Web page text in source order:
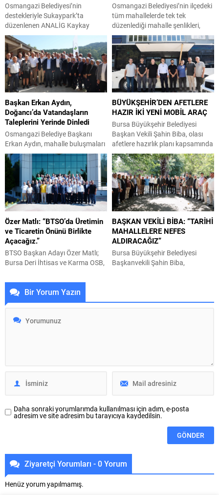
Osmangazi Belediyesi’nin
destekleriyle Sukaypark’ta
düzenlenen ANALİG Kaykay
Türkiye Şampiyonası, üç gün
boyunca heyecan ve adrenalin
dolu mücadelelere sahne oldu.
Final performanslarının ardından
dereceye giren sporculara kupa
ve madalyaları takdim edildi.
Bursa’nın önemli spor
tesislerinden Sukaypark, kaykay
sporunun genç yıldızlarını
ağırladı. Gençlik ve Spor Bakanlığı
Spor Hizmetleri Genel
Müdürlüğü’nün 2026 yılı...
Osmangazi Belediyesi’nin ilçedeki
tüm mahallelerde tek tek
düzenlediği mahalle şenlikleri,
Osmangazililere eğlence dolu
anlar yaşatmaya devam ediyor.
Osmangazi ilçesinde yaşayan
vatandaşların yaz akşamlarını
eğlenceli, neşeli ve keyifli
geçirmesi amacıyla düzenlenen
“Osmangazi’de Yaz Mahalle
Şenlikleri” tüm coşkusuyla
sürüyor. Düzenlendiği her
mahallede yoğun ilgi gören
şenliklerin bu kez adresi
Sırameşeler Mahallesi oldu....
Başkan Erkan Aydın,
Doğancı’da Vatandaşların
Taleplerini Yerinde Dinledi
Osmangazi Belediye Başkanı
Erkan Aydın, mahalle buluşmaları
kapsamında kırsal Doğancı
Mahallesi’nde vatandaşlar ve
muhtarlarla bir araya gelerek
talep ve beklentileri yerinde
dinledi. Başkan Aydın, hiçbir
mahalleye ayrım yapmadan,
belediyenin imkanları
doğrultusunda sorunlara çözüm
üretmek için 7/24 çalıştıklarını
vurguladı. Vatandaşların
beklentilerini yerinde tespit ederek
çözüm odaklı çalışmalar yürüten
BÜYÜKŞEHİR’DEN AFETLERE
HAZIR İKİ YENİ MOBİL ARAÇ
Bursa Büyükşehir Belediyesi
Başkan Vekili Şahin Biba, olası
afetlere hazırlık planı kapsamında
Büyükşehir ekiplerince tasarlanan
ve imalatı gerçekleştirilen ‘mobil
ikram’ ve ‘mobil şarj istasyonu’
araçlarının yapım çalışmalarını
inceledi. Büyükşehir Belediyesi
Afet İşleri Dairesi Başkanlığı
tarafından, olası afetler sonrası
vatandaşların temel ihtiyaçlarını
karşılamak amacıyla
projelendirilen ‘mobil ikram’ ve
‘mobil şarj istasyonu’...
Özer Matlı: “BTSO’da Üretimin
ve Ticaretin Önünü Birlikte
Açacağız.”
BTSO Başkan Adayı Özer Matlı;
Bursa Deri İhtisas ve Karma OSB,
ÇASİAD’ı ziyaret ederek
sanayicilerle bir araya geldi.
Üretim tesislerinde incelemelerde
ürettiği ve ticaretini yaptığı her
BAŞKAN VEKİLİ BİBA: “TARİHİ
MAHALLELERE NEFES
ALDIRACAĞIZ”
Bursa Büyükşehir Belediyesi
Başkanvekili Şahin Biba,
toplantıda ‘Bursa’nın kalbi’ olarak
Mollafenari, Alaattin, Alipaşa,
Maksem, Tahtakale, Dikkaldırım,...
Bir Yorum Yazın
Daha sonraki yorumlarımda kullanılması için adım, e-posta
adresim ve site adresim bu tarayıcıya kaydedilsin.
Ziyaretçi Yorumları - 0 Yorum
Henüz yorum yapılmamış.